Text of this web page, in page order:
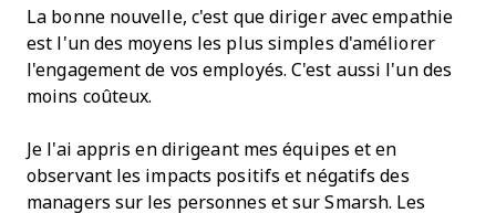
La bonne nouvelle, c'est que diriger avec empathie
est l'un des moyens les plus simples d'améliorer
l'engagement de vos employés. C'est aussi l'un des
moins coûteux.
Je l'ai appris en dirigeant mes équipes et en
observant les impacts positifs et négatifs des
managers sur les personnes et sur Smarsh. Les